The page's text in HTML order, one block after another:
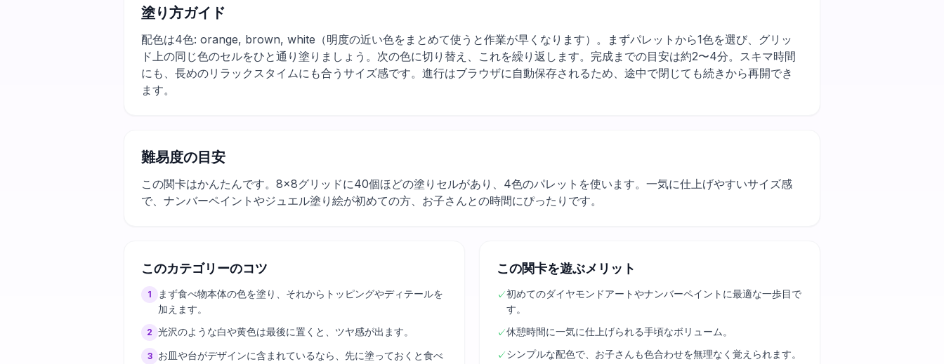
塗り方ガイド
配色は4色: orange, brown, white（明度の近い色をまとめて使うと作業が早くなります）。まずパレットから1色を選び、グリッ
ド上の同じ色のセルをひと通り塗りましょう。次の色に切り替え、これを繰り返します。完成までの目安は約2〜4分。スキマ時間
にも、長めのリラックスタイムにも合うサイズ感です。進行はブラウザに自動保存されるため、途中で閉じても続きから再開でき
ます。
難易度の目安
この関卡はかんたんです。8×8グリッドに40個ほどの塗りセルがあり、4色のパレットを使います。一気に仕上げやすいサイズ感
で、ナンバーペイントやジュエル塗り絵が初めての方、お子さんとの時間にぴったりです。
このカテゴリーのコツ
1
まず食べ物本体の色を塗り、それからトッピングやディテールを
加えます。
2 光沢のような白や黄色は最後に置くと、ツヤ感が出ます。
3
お皿や台がデザインに含まれているなら、先に塗っておくと食べ
この関卡を遊ぶメリット
✓初めてのダイヤモンドアートやナンバーペイントに最適な一歩目で
す。
✓休憩時間に一気に仕上げられる手頃なボリューム。
✓シンプルな配色で、お子さんも色合わせを無理なく覚えられます。